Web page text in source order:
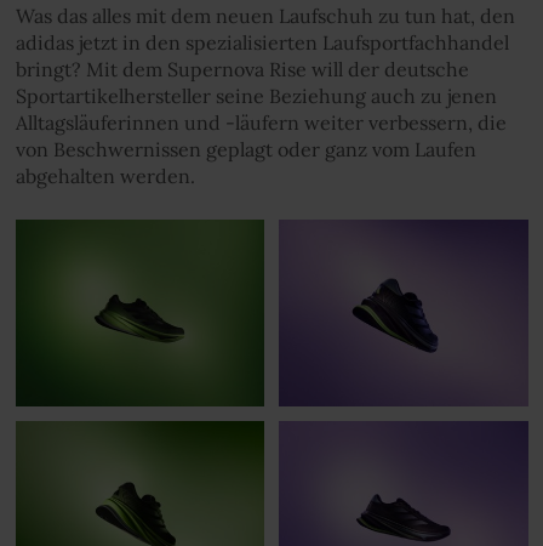
Was das alles mit dem neuen Laufschuh zu tun hat, den
adidas jetzt in den spezialisierten Laufsportfachhandel
bringt? Mit dem Supernova Rise will der deutsche
Sportartikelhersteller seine Beziehung auch zu jenen
Alltagsläuferinnen und -läufern weiter verbessern, die
von Beschwernissen geplagt oder ganz vom Laufen
abgehalten werden.